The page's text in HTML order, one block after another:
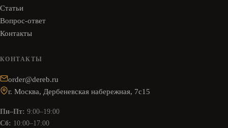
Статьи
Вопрос-ответ
Контакты
КОНТАКТЫ
order@dereb.ru
г. Москва, Дербеневская набережная, 7с15
Пн–Пт: 9:00–19:00
Сб: 10:00–17:00